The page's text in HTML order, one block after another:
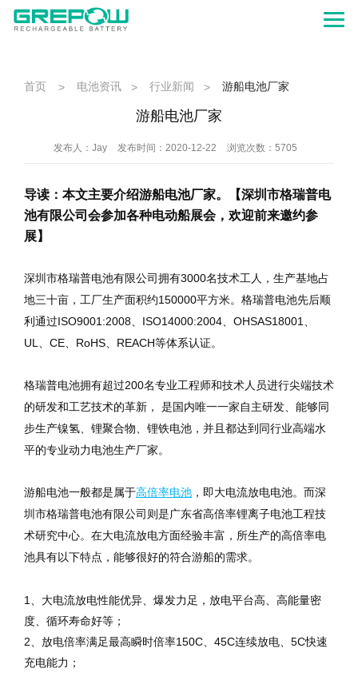
首页 > 电池资讯 > 行业新闻 > 游船电池厂家
游船电池厂家
发布人：Jay 发布时间：2020-12-22 浏览次数：5705
导读：本文主要介绍游船电池厂家。【深圳市格瑞普电
池有限公司会参加各种电动船展会，欢迎前来邀约参
展】
深圳市格瑞普电池有限公司拥有3000名技术工人，生产基地占
地三十亩，工厂生产面积约150000平方米。格瑞普电池先后顺
利通过ISO9001:2008、 ISO14000:2004、 OHSAS18001 、
UL 、 CE、 RoHS、 REACH等体系认证。
格瑞普电池拥有超过200名专业工程师和技术人员进行尖端技术
的研发和工艺技术的革新，
是国内唯一一家自主研发、能够同
步生产镍氢、锂聚合物、锂铁电池，并且都达到同行业高端水
平的专业动力电池生产厂家。
游船电池一般都是属于高倍率电池 ，即大电流放电电池。而深
圳市格瑞普电池有限公司则是广东省高倍率锂离子电池工程技
术研究中心。在大电流放电方面经验丰富，所生产的高倍率电
池具有以下特点，能够很好的符合游船的需求。
1、大电流放电性能优异、爆发力足，放电平台高、高能量密
度、循环寿命好等；
2、放电倍率满足最高瞬时倍率150C、45C连续放电、5C快速
充电能力；